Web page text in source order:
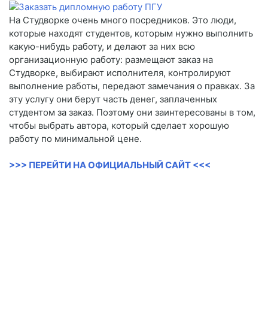
На Студворке очень много посредников. Это люди,
которые находят студентов, которым нужно выполнить
какую-нибудь работу, и делают за них всю
организационную работу: размещают заказ на
Студворке, выбирают исполнителя, контролируют
выполнение работы, передают замечания о правках. За
эту услугу они берут часть денег, заплаченных
студентом за заказ. Поэтому они заинтересованы в том,
чтобы выбрать автора, который сделает хорошую
работу по минимальной цене.
>>> ПЕРЕЙТИ НА ОФИЦИАЛЬНЫЙ САЙТ <<<